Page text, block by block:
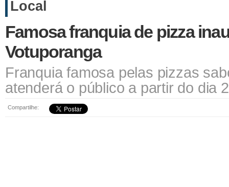
Local
Famosa franquia de pizza
Votuporanga
Franquia famosa pelas pizzas
atenderá o público a partir do dia
Compartilhe: